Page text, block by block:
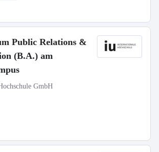
Public Relations &
(B.A.) am
GmbH